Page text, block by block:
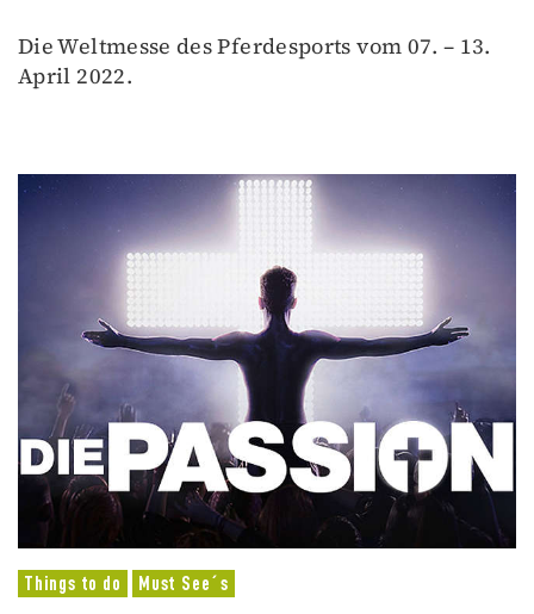
Die Weltmesse des Pferdesports vom 07. – 13.
April 2022.
Things to do Must See´s